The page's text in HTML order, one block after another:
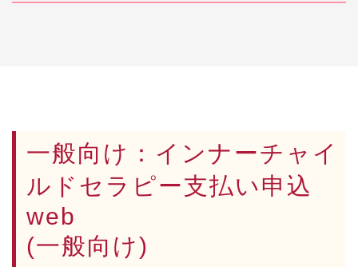
一般向け：インナーチャイ
ルドセラピー支払い申込
web
(一般向け)